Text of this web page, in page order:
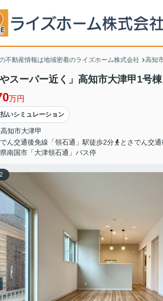
不動産情報は地域密着のライズホーム株式会社 高知
やスーパー近く」高知市大津甲1号
万円
いシミュレーション
高知市大津甲
ん交通後免線「領石通」駅徒歩2分
とさでん交
南国市「大津領石通」バス停